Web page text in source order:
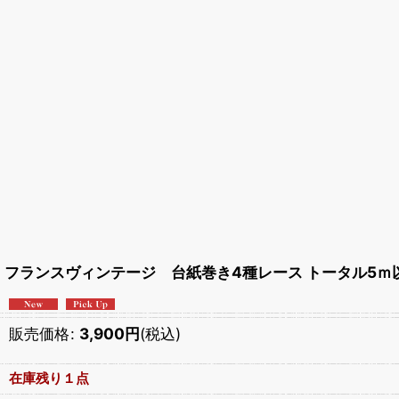
フランスヴィンテージ 台紙巻き4種レース トータル5ｍ
販売価格: 3,900円(税込)
在庫残り１点